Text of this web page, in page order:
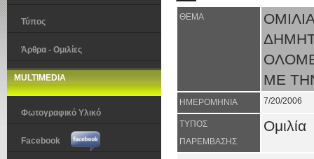
Τύπος
Άρθρα - Ομιλίες
MULTIMEDIA
Φωτογραφικό Υλικό
Facebook
ΘΕΜΑ
ΜΕ
ΗΜΕΡΟΜΗΝΙΑ 7/20/2006
ΤΥΠΟΣ
ΠΑΡΕΜΒΑΣΗΣ
Ομιλία